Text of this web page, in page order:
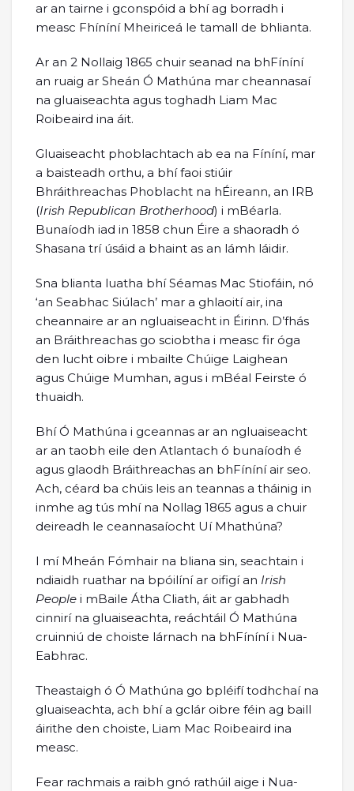
ar an tairne i gconspóid a bhí ag borradh i
measc Fhíníní Mheiriceá le tamall de bhlianta.
Ar an 2 Nollaig 1865 chuir seanad na bhFíníní
an ruaig ar Sheán Ó Mathúna mar cheannasaí
na gluaiseachta agus toghadh Liam Mac
Roibeaird ina áit.
Gluaiseacht phoblachtach ab ea na Fíníní, mar
a baisteadh orthu, a bhí faoi stiúir
Bhráithreachas Phoblacht na hÉireann, an IRB
(Irish Republican Brotherhood) i mBéarla.
Bunaíodh iad in 1858 chun Éire a shaoradh ó
Shasana trí úsáid a bhaint as an lámh láidir.
Sna blianta luatha bhí Séamas Mac Stiofáin, nó
‘an Seabhac Siúlach’ mar a ghlaoití air, ina
cheannaire ar an ngluaiseacht in Éirinn. D’fhás
an Bráithreachas go sciobtha i measc fir óga
den lucht oibre i mbailte Chúige Laighean
agus Chúige Mumhan, agus i mBéal Feirste ó
thuaidh.
Bhí Ó Mathúna i gceannas ar an ngluaiseacht
ar an taobh eile den Atlantach ó bunaíodh é
agus glaodh Bráithreachas an bhFíníní air seo.
Ach, céard ba chúis leis an teannas a tháinig in
inmhe ag tús mhí na Nollag 1865 agus a chuir
deireadh le ceannasaíocht Uí Mhathúna?
I mí Mheán Fómhair na bliana sin, seachtain i
ndiaidh ruathar na bpóilíní ar oifigí an Irish
People i mBaile Átha Cliath, áit ar gabhadh
cinnirí na gluaiseachta, reáchtáil Ó Mathúna
cruinniú de choiste lárnach na bhFíníní i Nua-
Eabhrac.
Theastaigh ó Ó Mathúna go bpléifí todhchaí na
gluaiseachta, ach bhí a gclár oibre féin ag baill
áirithe den choiste, Liam Mac Roibeaird ina
measc.
Fear rachmais a raibh gnó rathúil aige i Nua-